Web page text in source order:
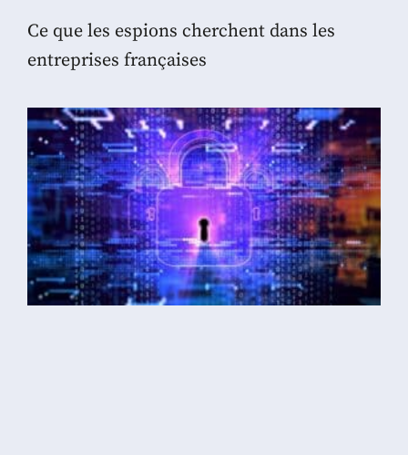
Ce que les espions cherchent dans les
entreprises françaises